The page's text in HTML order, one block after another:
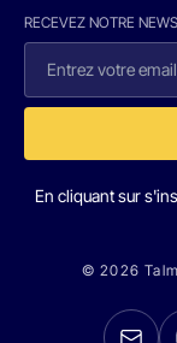
RECEVEZ NOTRE
En cliquant sur
© 2026